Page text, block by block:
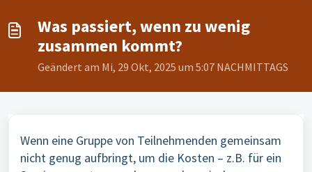
Was passiert, wenn zu wenig
zusammen kommt?
Geändert am Mi, 29 Okt, 2025 um 5:07 NACHMITTAGS
Wenn eine Gruppe von Teilnehmenden gemeinsam
nicht genug aufbringt, um die Kosten – z.B. für ein